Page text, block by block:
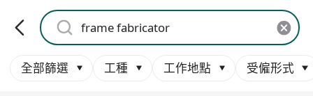
全部篩選 工種 工作地點 受僱形式